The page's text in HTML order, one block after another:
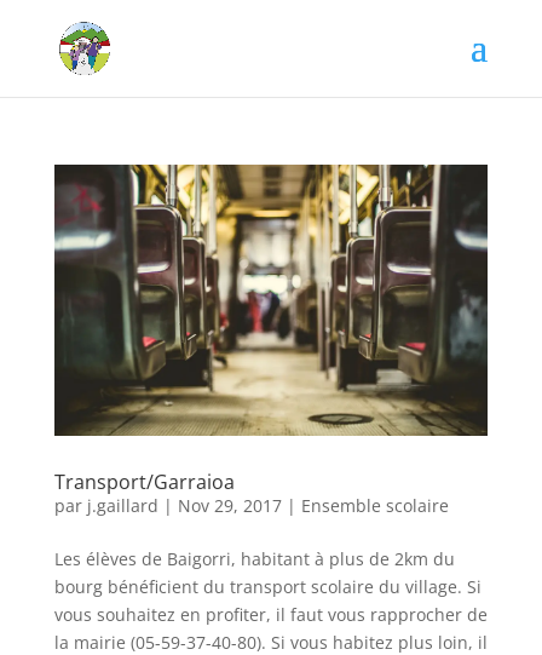
Transport/Garraioa
par j.gaillard | Nov 29, 2017| Ensemble scolaire
Les élèves de Baigorri, habitant à plus de 2km du
bourg bénéficient du transport scolaire du village. Si
vous souhaitez en profiter, il faut vous rapprocher de
la mairie (05-59-37-40-80). Si vous habitez plus loin, il